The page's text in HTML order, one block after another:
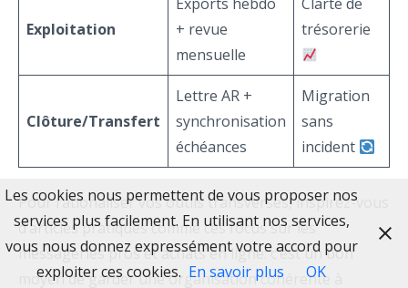
Exploitation
+ revue
mensuelle
trésorerie
Clôture/Transfert
Lettre AR +
synchronisation
échéances
Migration
sans
incident
Pour rationaliser vos outils transverses, inspirez-vous
d’articles pratiques comme ces focus sur les
messageries pros et achats en ligne: c’est un bon
moyen de garder une organisation cohérente à
Les cookies nous permettent de vous proposer nos
services plus facilement. En utilisant nos services,
vous nous donnez expressément votre accord pour
exploiter ces cookies. En savoir plus OK